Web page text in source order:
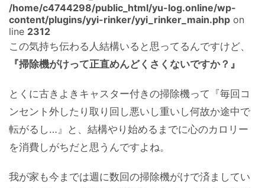
/home/c4744298/public_html/yu-log.online/wp-
content/plugins/yyi-rinker/yyi_rinker_main.php on
line 2312
この気持ち伝わる人結構いると思ってるんですけど、
『掃除機がけって正直めんどくさくないですか？』
とくに古きよきキャスター付きの掃除機って『毎回コ
ンセント外したり取り回し悪いし重いし何故か途中で
転がるし…』と、結構やり始めるまでに心のカロリー
を消費しがちだと思うんですよね。
我が家も今までは週に数回の掃除機がけで済ましてい